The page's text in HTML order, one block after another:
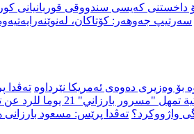
داخستنی کەیسی سندووقی قوربانیانی
سه‌رتیپ جه‌وهه‌ر: كۆتاكان،
وەزیری دەوەی ئەمریکا نێرداوە
يوما للرد عن تهم خطيرة موجهة إليه
واژووکرد؟ تەڤدا پرێس: مسعود بارزانی